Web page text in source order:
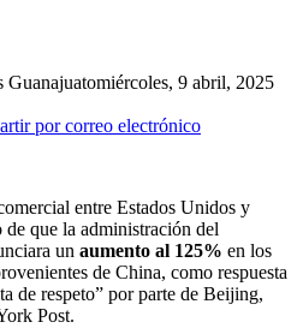
Guanajuatomiércoles, 9 abril, 2025
por correo electrónico
entre Estados Unidos y
que la administración del
un aumento al 125% en los
de China, como respuesta
de respeto” por parte de Beijing,
Post.